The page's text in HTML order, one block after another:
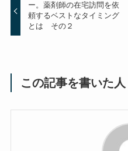
ー。薬剤師の在宅訪問を依
頼するベストなタイミング
とは その２
この記事を書いた人